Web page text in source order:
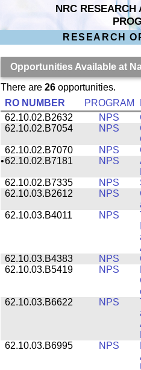
NRC RESEARCH
RESEARCH
Opportunities Available at
There are 26opportunities.
RO NUMBER
PROGRAM
62.10.02.B2632
NPS
62.10.02.B7054
NPS
62.10.02.B7070
NPS
•62.10.02.B7181 NPS
62.10.02.B7335
NPS
62.10.03.B2612
NPS
62.10.03.B4011
NPS
62.10.03.B4383
NPS
62.10.03.B5419
NPS
62.10.03.B6622
NPS
62.10.03.B6995
NPS